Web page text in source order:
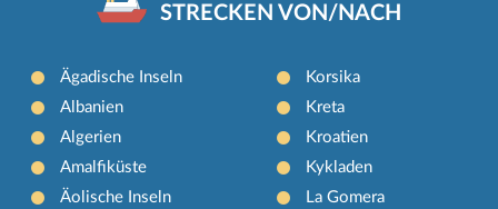
STRECKEN VON/NACH
Ägadische Inseln
Albanien
Algerien
Amalfiküste
Äolische Inseln
Korsika
Kreta
Kroatien
Kykladen
La Gomera